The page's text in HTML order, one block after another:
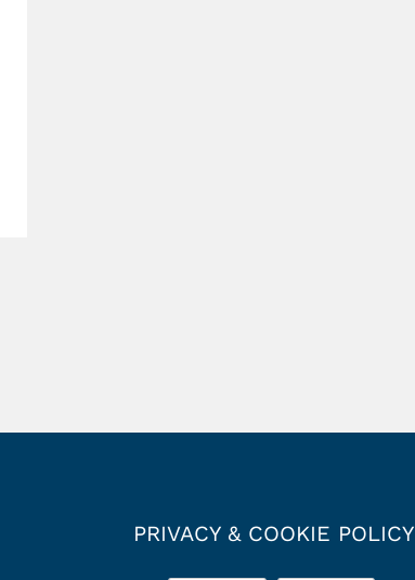
PRIVACY & COOKIE POLICY